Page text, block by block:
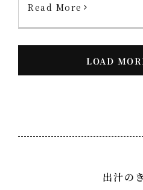
Read More
LOAD
出汁の